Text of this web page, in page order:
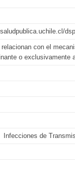
relacionan con el
o exclusivamente
Infecciones de